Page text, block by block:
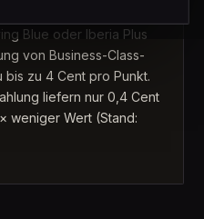
Blue oder Iberia Plus
von Business-Class-
zu 4 Cent pro Punkt.
liefern nur 0,4 Cent
weniger Wert (Stand: